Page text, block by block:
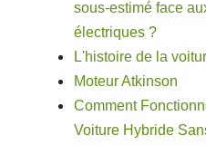
sous-estimé face
électriques ?
L'histoire de la
Moteur Atkinson
Comment
Voiture Hybride